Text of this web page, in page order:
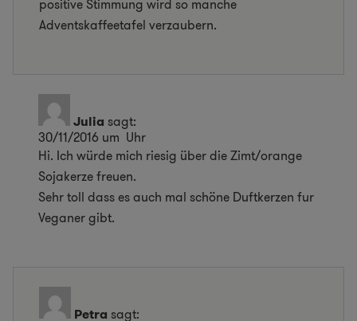
positive Stimmung wird so manche
Adventskaffeetafel verzaubern.
Julia sagt:
30/11/2016 um Uhr
Hi. Ich würde mich riesig über die Zimt/orange
Sojakerze freuen.
Sehr toll dass es auch mal schöne Duftkerzen fur
Veganer gibt.
Petra sagt: